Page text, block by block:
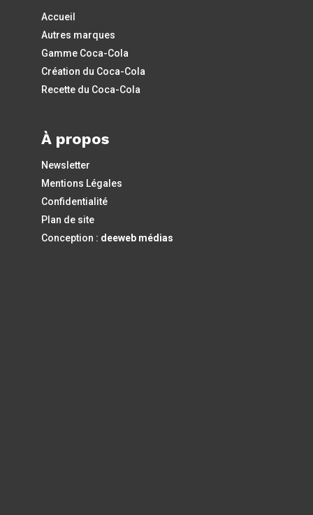
Accueil
Autres marques
Gamme Coca-Cola
Création du Coca-Cola
Recette du Coca-Cola
À propos
Newsletter
Mentions Légales
Confidentialité
Plan de site
Conception : deeweb médias